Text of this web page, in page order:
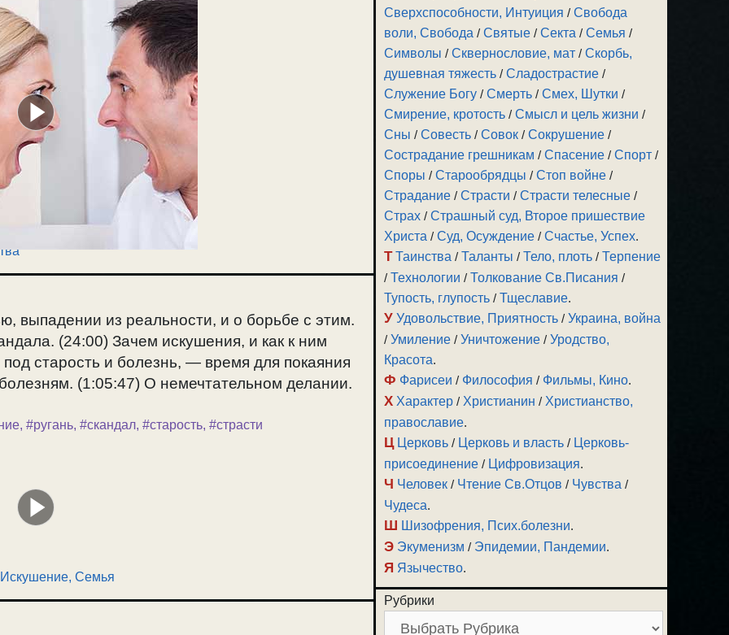
выпадении из реальности, и о борьбе с этим.
(24:00) Зачем искушения, и как к ним
старость и болезнь, — время для покаяния
(1:05:47) О немечтательном делании.
, #ругань, #скандал, #старость, #страсти
Искушение, Семья
Сверхспособности, Интуиция /Свобода
воли, Свобода /Святые /Секта /Семья /
Символы /Сквернословие, мат /Скорбь,
душевная тяжесть /Сладострастие /
Служение Богу /Смерть /Смех, Шутки /
Смирение, кротость /Смысл и цель жизни /
Сны /Совесть /Совок /Сокрушение /
Сострадание грешникам /Спасение /Спорт /
Споры /Старообрядцы /Стоп войне /
Страдание /Страсти /Страсти телесные /
Страх /Страшный суд, Второе пришествие
Христа /Суд, Осуждение /Счастье, Успех.
Т Таинства /Таланты /Тело, плоть /Терпение
/Технологии /Толкование Св.Писания /
Тупость, глупость /Тщеславие.
У Удовольствие, Приятность /Украина, война
/Умиление /Уничтожение /Уродство,
Красота.
Ф Фарисеи / Философия / Фильмы, Кино.
Х Характер / Христианин / Христианство,
православие.
Ц Церковь / Церковь и власть / Церковь-
присоединение / Цифровизация.
Ч Человек / Чтение Св.Отцов / Чувства /
Чудеса.
Ш Шизофрения, Псих.болезни.
Э Экуменизм / Эпидемии, Пандемии.
Я Язычество.
Рубрики